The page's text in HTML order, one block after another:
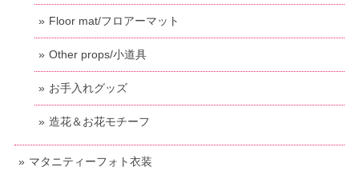
Floor mat/フロアーマット
Other props/小道具
お手入れグッズ
造花＆お花モチーフ
マタニティーフォト衣装